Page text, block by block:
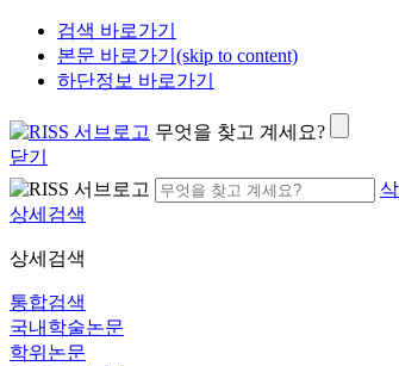
검색 바로가기
본문 바로가기(skip to content)
하단정보 바로가기
무엇을 찾고 계세요?
닫기
상세검색
상세검색
통합검색
국내학술논문
학위논문